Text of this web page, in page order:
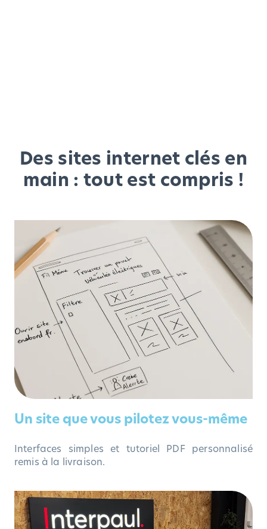
Des sites internet clés en
main : tout est compris !
Un site que vous pilotez vous-même
Interfaces simples et tutoriel PDF personnalisé
remis à la livraison.